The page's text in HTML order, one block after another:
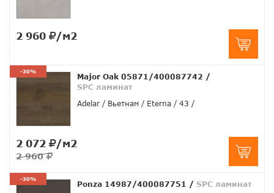
2 960 /м2
-30%
Major Oak 05871/400087742 /
SPC ламинат
Adelar
Вьетнам Eterna 43
2 072 /м2
2 960
-30%
Ponza 14987/400087751 / SPC ламинат